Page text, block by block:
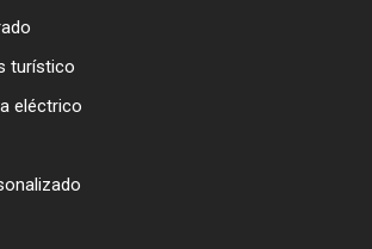
turístico
eléctrico